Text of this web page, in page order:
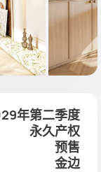
年第二季度
永久产权
预售
金边